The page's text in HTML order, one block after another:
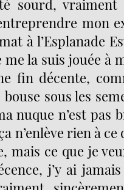
sourd,
mon
à l’Esplanade
la suis jouée à
fin décente,
sous les
nuque n’est pas
n’enlève rien à
mais ce que je
j’y ai